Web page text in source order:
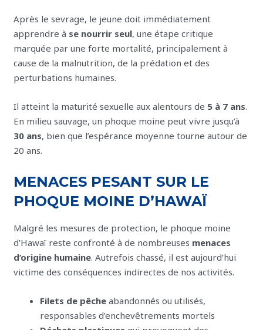
Après le sevrage, le jeune doit immédiatement
apprendre à se nourrir seul, une étape critique
marquée par une forte mortalité, principalement à
cause de la malnutrition, de la prédation et des
perturbations humaines.
Il atteint la maturité sexuelle aux alentours de 5 à 7 ans.
En milieu sauvage, un phoque moine peut vivre jusqu’à
30 ans, bien que l’espérance moyenne tourne autour de
20 ans.
MENACES PESANT SUR LE
PHOQUE MOINE D’HAWAÏ
Malgré les mesures de protection, le phoque moine
d’Hawaï reste confronté à de nombreuses menaces
d’origine humaine. Autrefois chassé, il est aujourd’hui
victime des conséquences indirectes de nos activités.
Filets de pêche abandonnés ou utilisés,
responsables d’enchevêtrements mortels